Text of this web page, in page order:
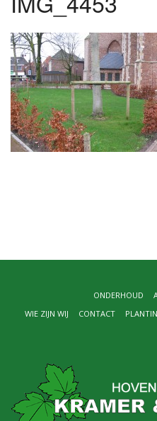
ONDERHOUD
CONTACT
WIE ZIJN WIJ